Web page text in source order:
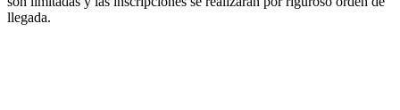
llegada.